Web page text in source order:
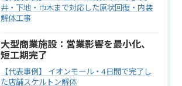
井・下地・巾木まで対応した原状回復・内装
解体工事
大型商業施設：営業影響を最小化、
短工期完了
【代表事例】 イオンモール・4日間で完了し
た店舗スケルトン解体